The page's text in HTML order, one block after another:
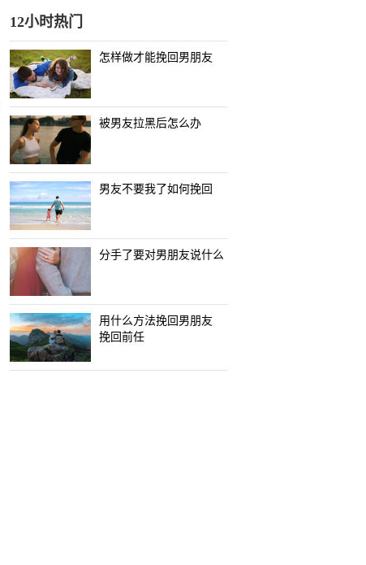
12小时热门
怎样做才能挽回男朋友
被男友拉黑后怎么办
男友不要我了如何挽回
分手了要对男朋友说什么
用什么方法挽回男朋友
挽回前任